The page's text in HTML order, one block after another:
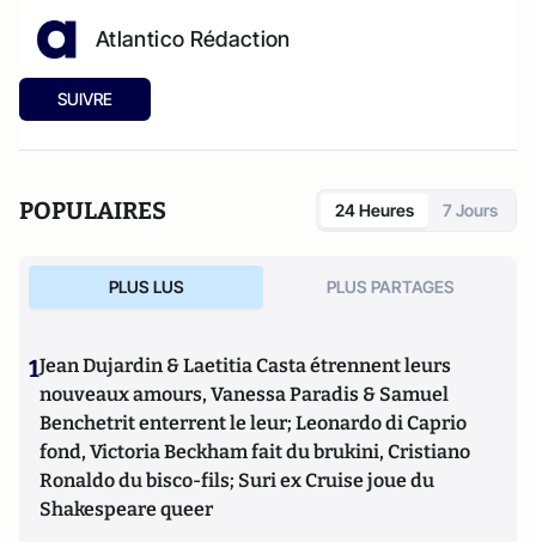
Atlantico Rédaction
SUIVRE
POPULAIRES 24 Heures 7 Jours
PLUS LUS PLUS PARTAGES
1Jean Dujardin & Laetitia Casta étrennent leurs
nouveaux amours, Vanessa Paradis & Samuel
Benchetrit enterrent le leur; Leonardo di Caprio
fond, Victoria Beckham fait du brukini, Cristiano
Ronaldo du bisco-fils; Suri ex Cruise joue du
Shakespeare queer